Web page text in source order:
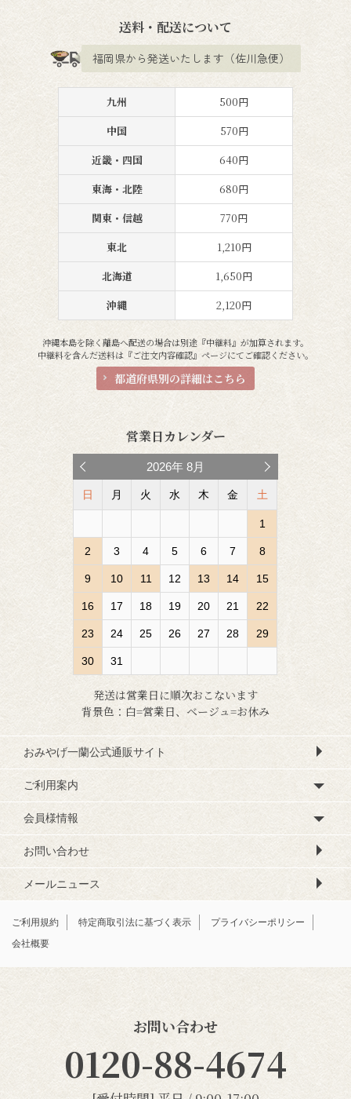
送料・配送について
福岡県から発送いたします（佐川急便）
九州
中国
近畿・四国
東海・北陸
関東・信越
東北
北海道
沖縄
500円
570円
640円
680円
770円
1,210円
1,650円
2,120円
沖縄本島を除く離島へ配送の場合は別途『中継料』が加算されます。
中継料を含んだ送料は『ご注文内容確認』ページにてご確認ください。
都道府県別の詳細はこちら
営業日カレンダー
2026年 8月
日 月 火 水 木 金 土
1
2 3 4 5 6 7 8
9 10 11 12 13 14 15
16 17 18 19 20 21 22
23 24 25 26 27 28 29
30 31
発送は営業日に順次おこないます
背景色：白=営業日、ベージュ=お休み
おみやげ一蘭公式通販サイト
ご利用案内
会員様情報
お問い合わせ
メールニュース
ご利用規約 特定商取引法に基づく表示
プライバシーポリシー
会社概要
お問い合わせ
0120-88-4674